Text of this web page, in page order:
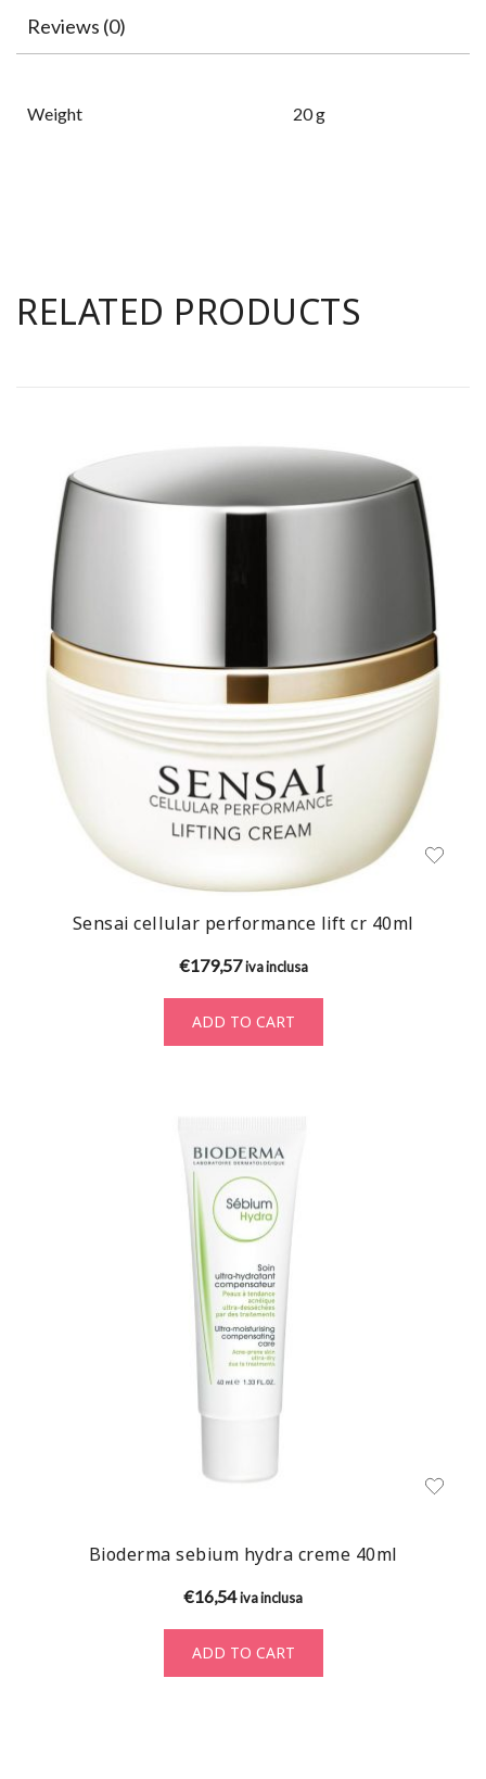
Reviews (0)
Weight 20 g
RELATED PRODUCTS
Sensai cellular performance lift cr 40ml
€179,57 iva inclusa
ADD TO CART
Bioderma sebium hydra creme 40ml
€16,54iva inclusa
ADD TO CART